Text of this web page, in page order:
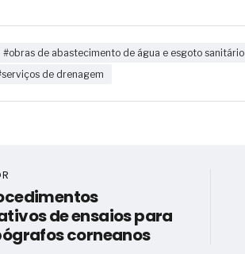
#obras de abastecimento de água e esgoto sanitário
de drenagem
de ensaios para
corneanos